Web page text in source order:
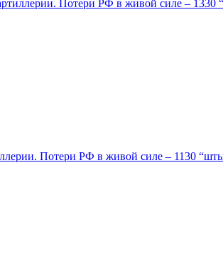
Потери РФ в живой силе – 1330
Потери РФ в живой силе – 1130